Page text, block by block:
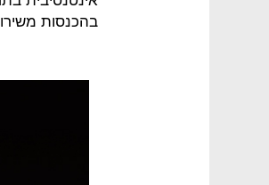
בהכנסות